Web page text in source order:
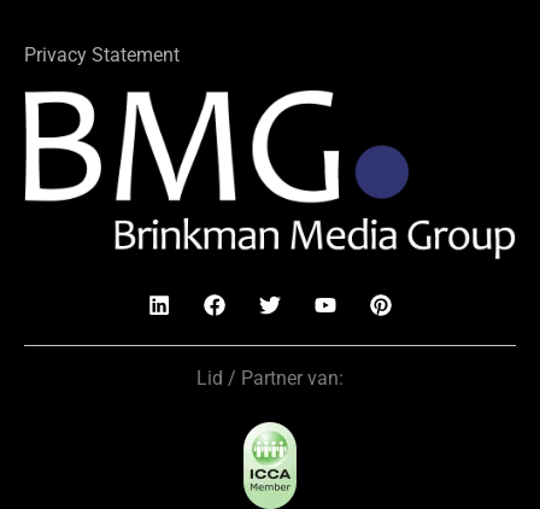
Privacy Statement
Lid / Partner van: